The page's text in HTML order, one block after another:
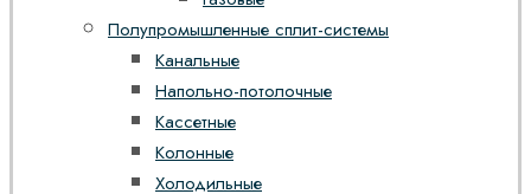
Полупромышленные сплит-системы
Канальные
Напольно-потолочные
Кассетные
Колонные
Холодильные